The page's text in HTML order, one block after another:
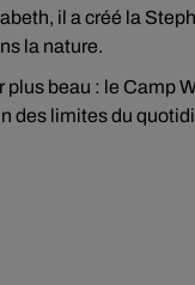
il a créé la
la nature.
beau : le Camp
des limites du